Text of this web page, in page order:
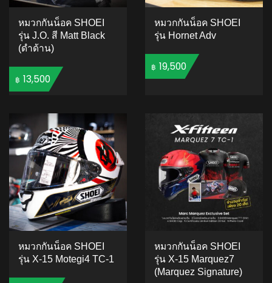
หมวกกันน็อค SHOEI
รุ่น J.O. สี Matt Black
(ดำด้าน)
฿ 13,500
หมวกกันน็อค SHOEI
รุ่น Hornet Adv
฿ 19,500
หมวกกันน็อค SHOEI
รุ่น X-15 Motegi4 TC-1
หมวกกันน็อค SHOEI
รุ่น X-15 Marquez7
(Marquez Signature)